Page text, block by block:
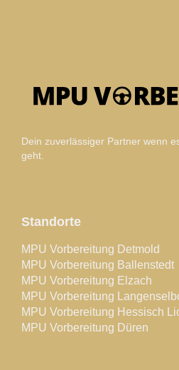
Dein zuverlässiger Partner wenn
geht.
Standorte
MPU Vorbereitung Detmold
MPU Vorbereitung Ballenstedt
MPU Vorbereitung Elzach
MPU Vorbereitung
MPU Vorbereitung Hessisch
MPU Vorbereitung Düren